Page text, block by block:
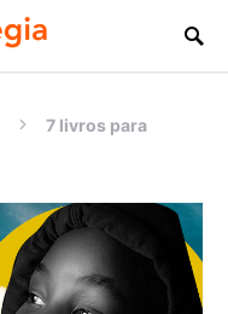
7 livros para